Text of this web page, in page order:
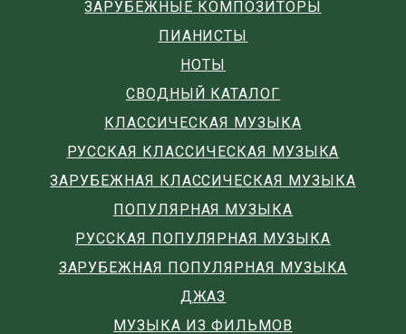
ЗАРУБЕЖНЫЕ КОМПОЗИТОРЫ
ПИАНИСТЫ
НОТЫ
СВОДНЫЙ КАТАЛОГ
КЛАССИЧЕСКАЯ МУЗЫКА
РУССКАЯ КЛАССИЧЕСКАЯ МУЗЫКА
ЗАРУБЕЖНАЯ КЛАССИЧЕСКАЯ МУЗЫКА
ПОПУЛЯРНАЯ МУЗЫКА
РУССКАЯ ПОПУЛЯРНАЯ МУЗЫКА
ЗАРУБЕЖНАЯ ПОПУЛЯРНАЯ МУЗЫКА
ДЖАЗ
МУЗЫКА ИЗ ФИЛЬМОВ